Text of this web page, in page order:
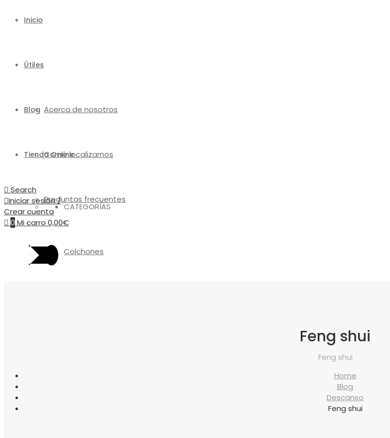
Inicio
Útiles
Acerca de nosotros
Como localizarnos
Preguntas frecuentes
Blog
Tienda Online
CATEGORÍAS
Colchones
Search
Iniciar sesión /
Crear cuenta
0 Mi carro 0,00€
Feng shui
Feng shui
Home
Blog
Descanso
Feng shui